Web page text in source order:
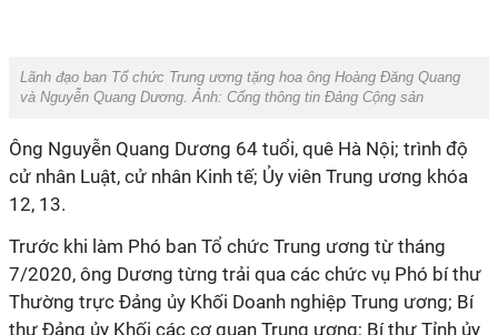
Lãnh đạo ban Tổ chức Trung ương tặng hoa ông Hoàng Đăng Quang
và Nguyễn Quang Dương. Ảnh: Cổng thông tin Đảng Cộng sản
Ông Nguyễn Quang Dương 64 tuổi, quê Hà Nội; trình độ
cử nhân Luật, cử nhân Kinh tế; Ủy viên Trung ương khóa
12, 13.
Trước khi làm Phó ban Tổ chức Trung ương từ tháng
7/2020, ông Dương từng trải qua các chức vụ Phó bí thư
Thường trực Đảng ủy Khối Doanh nghiệp Trung ương; Bí
thư Đảng ủy Khối các cơ quan Trung ương; Bí thư Tỉnh ủy